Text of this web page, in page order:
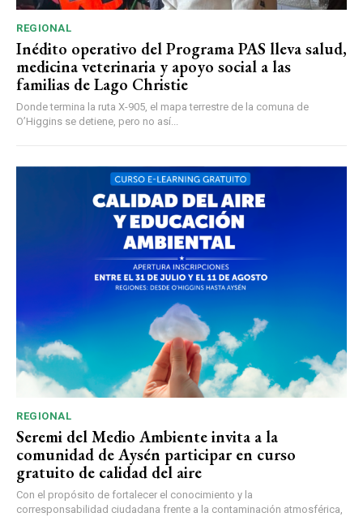
REGIONAL
Inédito operativo del Programa PAS lleva salud,
medicina veterinaria y apoyo social a las
familias de Lago Christie
Donde termina la ruta X-905, el mapa terrestre de la comuna de
O’Higgins se detiene, pero no así...
REGIONAL
Seremi del Medio Ambiente invita a la
comunidad de Aysén participar en curso
gratuito de calidad del aire
Con el propósito de fortalecer el conocimiento y la
corresponsabilidad ciudadana frente a la contaminación atmosférica,